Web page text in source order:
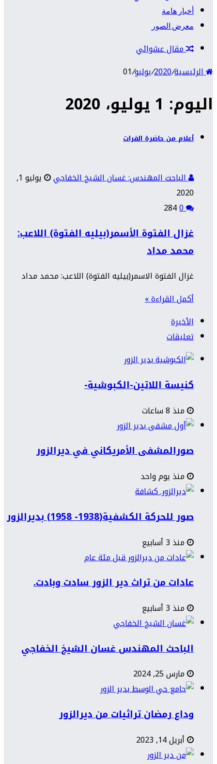
أخبار هامة
معرض الصور
مقال عشوائي
الرئيسية/
2020
/يوليو/
01
اليوم: 1 يوليو، 2020
أعلام من حاضرة الفرات
الباحث المهندس: غسان الشيخ الخفاجي
يوليو 1,
2020
0
غزال الفتوة الأسمر(بيليه الفتوة) اللاعب:
محمد مداد
غزال الفتوة الاسمر(بيليه الفتوة) اللاعب: محمد مداد
أكمل القراءة »
الأخيرة
تعليقات
كنيسة اللاتين-الكبوشية-
منذ 8 ساعات
صورالمشفى الأمريكاني في ديرالزور
منذ يوم واحد
صور للحركة الكشفية(1938- 1958) بديرالزور
منذ 3 أسابيع
عادات من تراث دير الزور سادت وبادت.
منذ 3 أسابيع
الباحث المهندس غسان الشيخ الخفاجي
مارس 25, 2024
وداع رمضان تراثيات من ديرالزور
أبريل 14, 2023